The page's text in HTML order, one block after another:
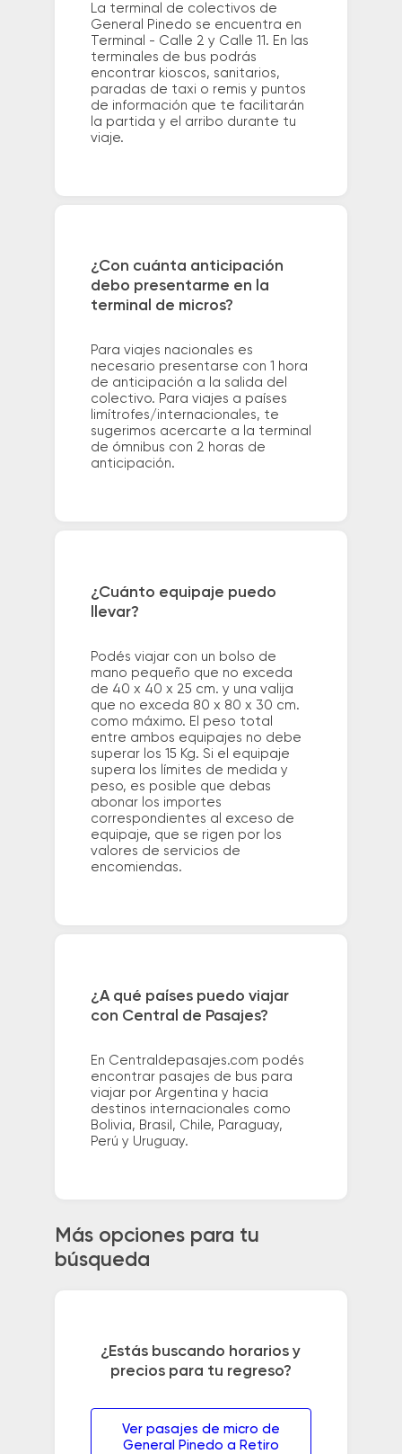
La terminal de colectivos de
General Pinedo se encuentra en
Terminal - Calle 2 y Calle 11. En las
terminales de bus podrás
encontrar kioscos, sanitarios,
paradas de taxi o remis y puntos
de información que te facilitarán
la partida y el arribo durante tu
viaje.
¿Con cuánta anticipación
debo presentarme en la
terminal de micros?
Para viajes nacionales es
necesario presentarse con 1 hora
de anticipación a la salida del
colectivo. Para viajes a países
limítrofes/internacionales, te
sugerimos acercarte a la terminal
de ómnibus con 2 horas de
anticipación.
¿Cuánto equipaje puedo
llevar?
Podés viajar con un bolso de
mano pequeño que no exceda
de 40 x 40 x 25 cm. y una valija
que no exceda 80 x 80 x 30 cm.
como máximo. El peso total
entre ambos equipajes no debe
superar los 15 Kg. Si el equipaje
supera los límites de medida y
peso, es posible que debas
abonar los importes
correspondientes al exceso de
equipaje, que se rigen por los
valores de servicios de
encomiendas.
¿A qué países puedo viajar
con Central de Pasajes?
En Centraldepasajes.com podés
encontrar pasajes de bus para
viajar por Argentina y hacia
destinos internacionales como
Bolivia, Brasil, Chile, Paraguay,
Perú y Uruguay.
Más opciones para tu
búsqueda
¿Estás buscando horarios y
precios para tu regreso?
Ver pasajes de micro de
General Pinedo a Retiro